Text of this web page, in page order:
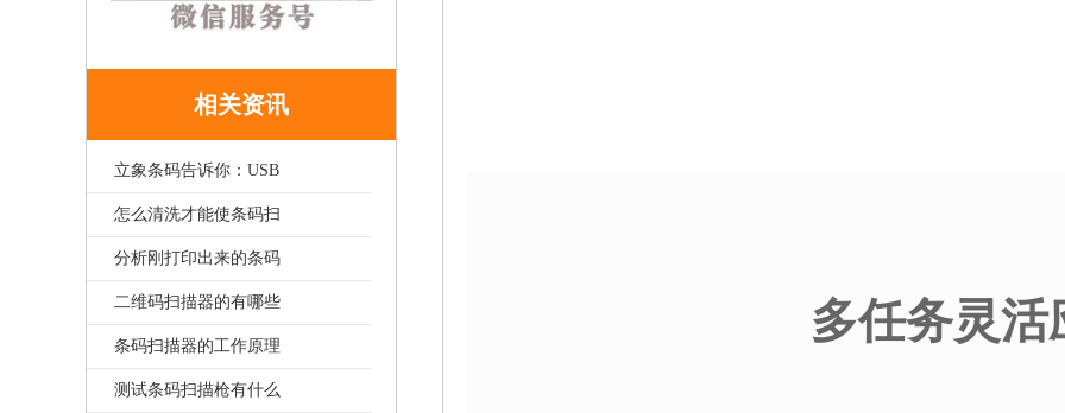
相关资讯
立象条码告诉你：USB
怎么清洗才能使条码扫
分析刚打印出来的条码
二维码扫描器的有哪些
条码扫描器的工作原理
测试条码扫描枪有什么
多任务灵活